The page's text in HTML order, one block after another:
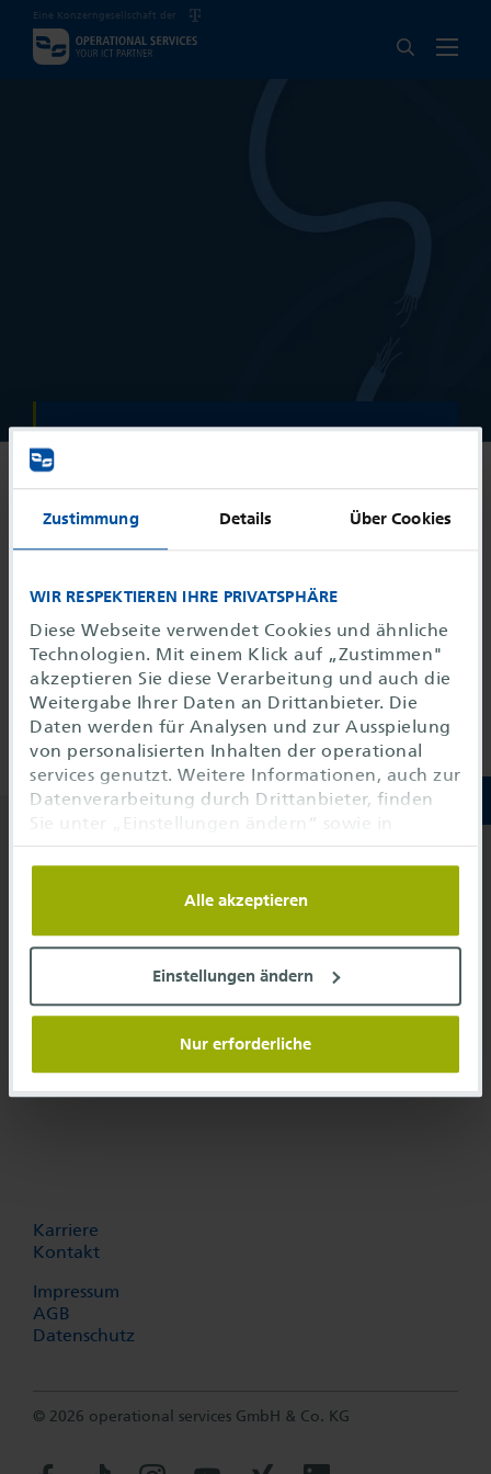
Zustimmung Details Über Cookies
WIR RESPEKTIEREN IHRE PRIVATSPHÄRE
Diese Webseite verwendet Cookies und ähnliche
Technologien. Mit einem Klick auf „Zustimmen"
akzeptieren Sie diese Verarbeitung und auch die
Weitergabe Ihrer Daten an Drittanbieter. Die
Daten werden für Analysen und zur Ausspielung
von personalisierten Inhalten der operational
services genutzt. Weitere Informationen, auch zur
Datenverarbeitung durch Drittanbieter, finden
Sie unter „Einstellungen ändern“ sowie in
unserenDatenschutzhinweisen. Sie können die
Verwendung auf notwendige Cookies
einschränken oder hier anpassen.
Alle akzeptieren
Einstellungen ändern
Nur erforderliche
Eine Konzerngesellschaft der
404
interrupt
Hoppla, diese Seite wurde nicht gefunden.
Managed ICT Services
Digital Solutions
Unser Telefonservice
+49 69 689702-710
info@o-s.de
operational services GmbH & Co. KG
Frankfurt Airport Center
60549 Frankfurt am Main
Karriere
Kontakt
Impressum
AGB
Datenschutz
© 2026 operational services GmbH & Co. KG